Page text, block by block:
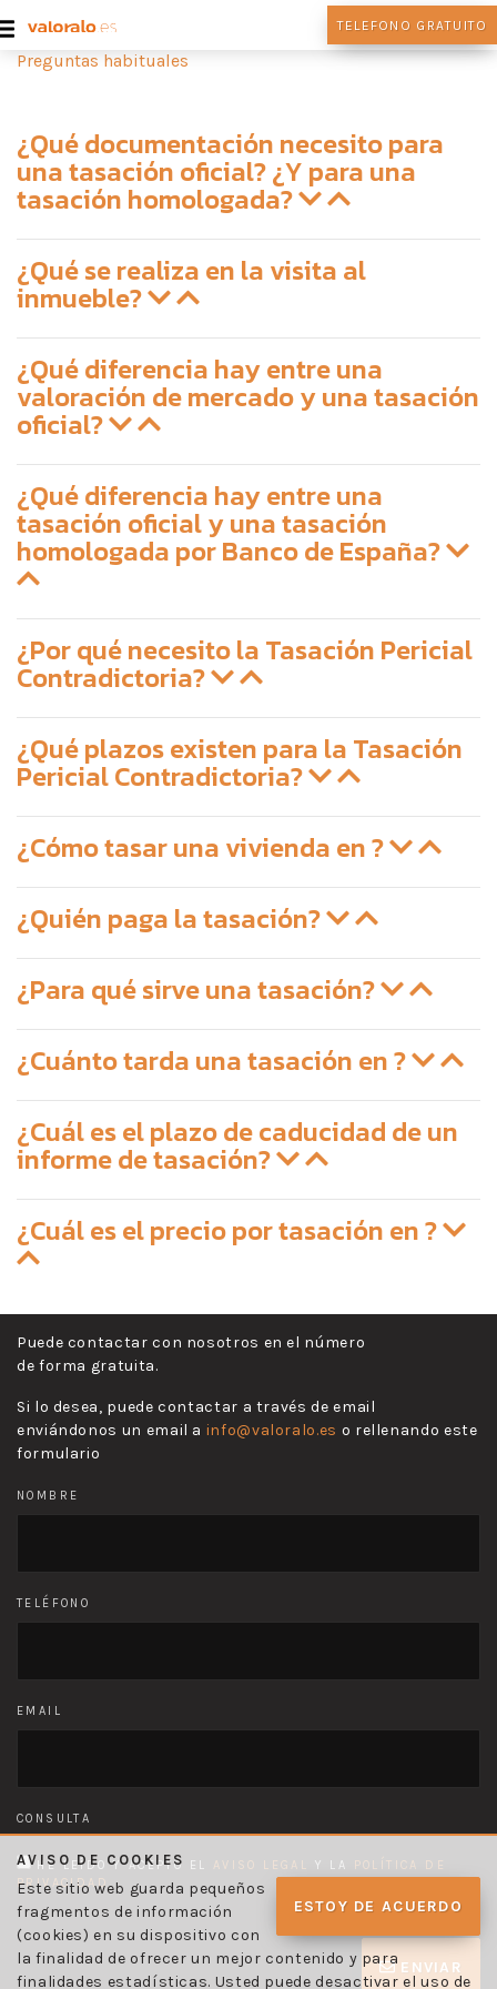
TELEFONO GRATUITO
Preguntas habituales
¿Qué documentación necesito para
una tasación oficial? ¿Y para una
tasación homologada?
¿Qué se realiza en la visita al
inmueble?
¿Qué diferencia hay entre una
valoración de mercado y una tasación
oficial?
¿Qué diferencia hay entre una
tasación oficial y una tasación
homologada por Banco de España?
¿Por qué necesito la Tasación Pericial
Contradictoria?
¿Qué plazos existen para la Tasación
Pericial Contradictoria?
¿Cómo tasar una vivienda en ?
¿Quién paga la tasación?
¿Para qué sirve una tasación?
¿Cuánto tarda una tasación en ?
¿Cuál es el plazo de caducidad de un
informe de tasación?
¿Cuál es el precio por tasación en ?
Puede contactar con nosotros en el número
de forma gratuita.
Si lo desea, puede contactar a través de email
enviándonos un email a info@valoralo.es o rellenando este
formulario
NOMBRE
TELÉFONO
EMAIL
CONSULTA
HE LEÍDO Y ACEPTO EL AVISO LEGAL Y LA
POLÍTICA DE
PRIVACIDAD
ENVIAR
AVISO DE COOKIES
ESTOY DE ACUERDO
Este sitio web guarda pequeños
fragmentos de información
(cookies) en su dispositivo con
la finalidad de ofrecer un mejor contenido y para
finalidades estadísticas. Usted puede desactivar el uso de